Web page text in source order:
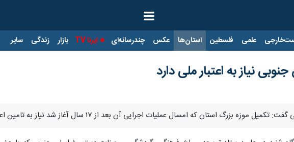
علمی فلسطین استان‌ها عکس چندرسانه‌ای ایرنا TV بازار زندگی سایر
نیاز به اعتبار ملی دارد